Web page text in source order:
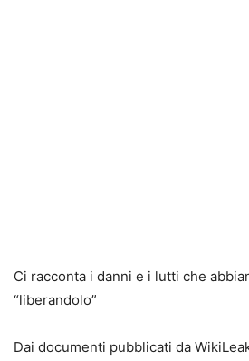
Ci racconta i danni e i lutti che
“liberandolo”
Dai documenti pubblicati da